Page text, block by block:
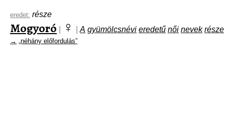
eredet: része
Mogyoró ♀ A gyümölcsnévi eredetű női nevek része
→ „néhány előfordulás”